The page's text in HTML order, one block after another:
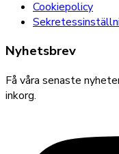
Cookiepolicy
Nyhetsbrev
Få våra senaste
inkorg.